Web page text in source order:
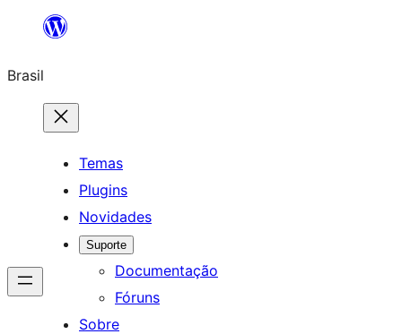
o
conteúdo
Brasil
Temas
Plugins
Novidades
Suporte
Documentação
Fóruns
Sobre